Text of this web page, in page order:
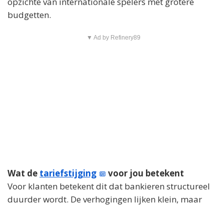
budgetten.
▼ Ad by Refinery89
Wat de tariefstijging
voor jou betekent
Voor klanten betekent dit dat bankieren structureel
duurder wordt. De verhogingen lijken klein, maar